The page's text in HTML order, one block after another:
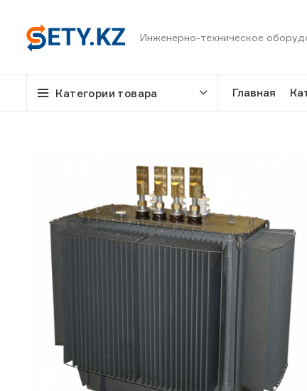
Инженерно-техническое
Категории товара Главная